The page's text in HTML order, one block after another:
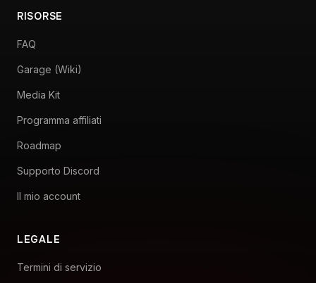
RISORSE
FAQ
Garage (Wiki)
Media Kit
Programma affiliati
Roadmap
Supporto Discord
Il mio account
LEGALE
Termini di servizio